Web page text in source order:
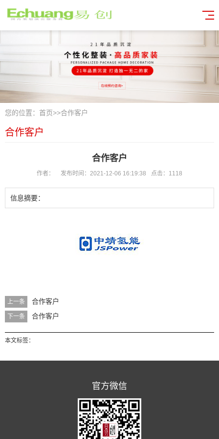
您的位置： 首页>>合作客户
合作客户
合作客户
作者： 发布时间：2021-12-06 16:19:38 点击：1118
信息摘要：
上一条 合作客户
下一条 合作客户
本文标签：
官方微信